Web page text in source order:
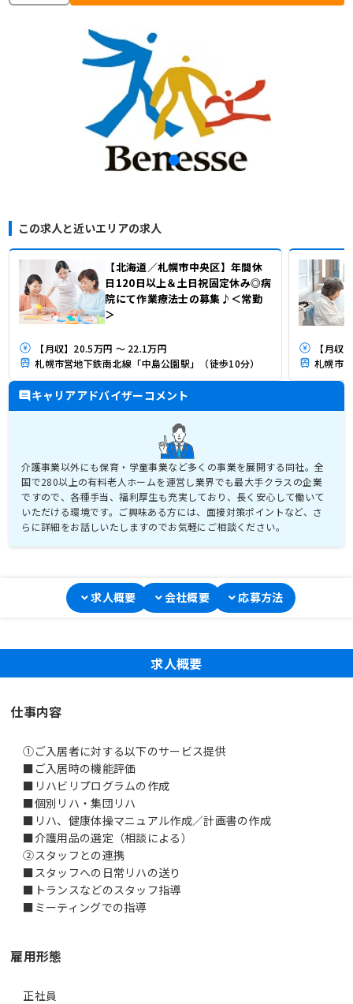
この求人と近いエリアの求人
【北海道／札幌市中央区】年間休
日120日以上＆土日祝固定休み◎病
院にて作業療法士の募集♪＜常勤
＞
【月収】20.5万円 ～ 22.1万円
札幌市営地下鉄南北線「中島公園駅」（徒歩10分）
【月収
キャリアアドバイザーコメント
介護事業以外にも保育・学童事業など多くの事業を展開する同社。全
国で280以上の有料老人ホームを運営し業界でも最大手クラスの企業
ですので、各種手当、福利厚生も充実しており、長く安心して働いて
いただける環境です。ご興味ある方には、面接対策ポイントなど、さ
らに詳細をお話しいたしますのでお気軽にご相談ください。
求人概要 会社概要 応募方法
求人概要
仕事内容
①ご入居者に対する以下のサービス提供
■ご入居時の機能評価
■リハビリプログラムの作成
■個別リハ・集団リハ
■リハ、健康体操マニュアル作成／計画書の作成
■介護用品の選定（相談による）
②スタッフとの連携
■スタッフへの日常リハの送り
■トランスなどのスタッフ指導
■ミーティングでの指導
雇用形態
正社員